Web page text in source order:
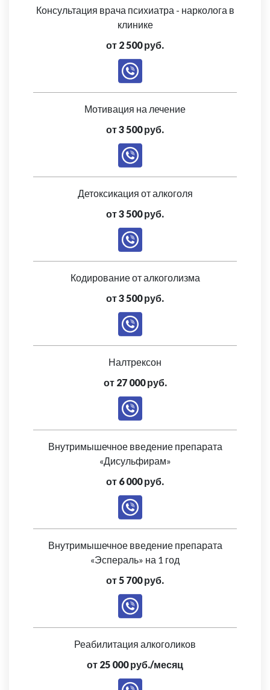
Консультация врача психиатра - нарколога в
клинике
от 2 500 руб.
Мотивация на лечение
от 3 500 руб.
Детоксикация от алкоголя
от 3 500 руб.
Кодирование от алкоголизма
от 3 500 руб.
Налтрексон
от 27 000 руб.
Внутримышечное введение препарата
«Дисульфирам»
от 6 000 руб.
Внутримышечное введение препарата
«Эспераль» на 1 год
от 5 700 руб.
Реабилитация алкоголиков
от 25 000 руб./месяц